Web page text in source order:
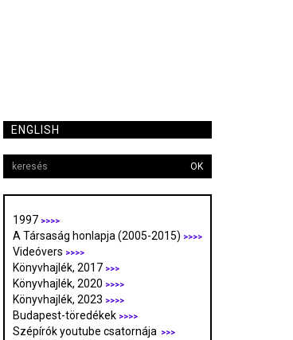
ENGLISH
OK
1997 >>>>
A Társaság honlapja (2005-2015) >>>>
Videóvers >>>>
Könyvhajlék, 2017 >>>
Könyvhajlék, 2020 >>>>
Könyvhajlék, 2023 >>>>
Budapest-töredékek >>>>
Szépírók youtube csatornája >>>